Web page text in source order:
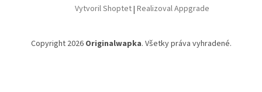
Vytvoril Shoptet| Realizoval Appgrade
Copyright 2026 Originalwapka. Všetky práva vyhradené.